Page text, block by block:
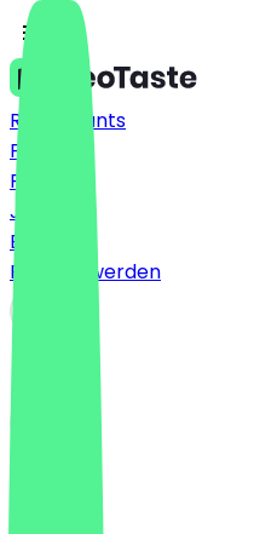
Restaurants
Preise
FAQ
Jobs
Blog
Partner werden